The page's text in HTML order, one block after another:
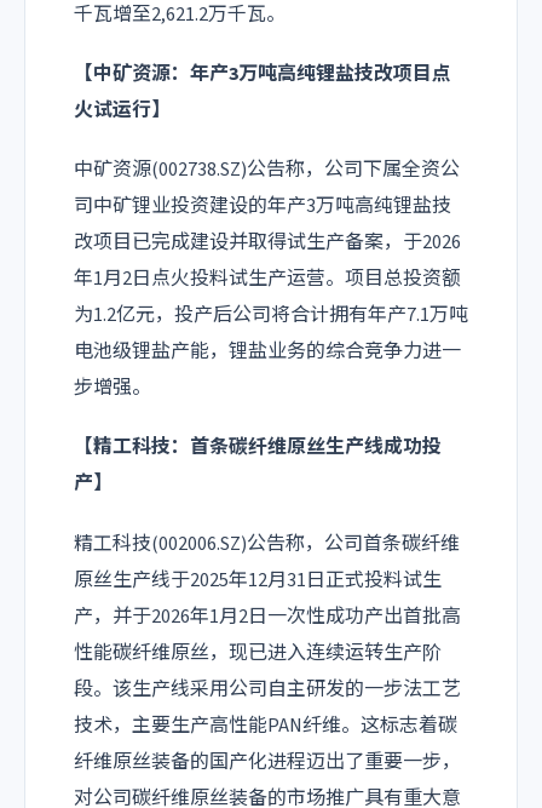
千瓦增至2,621.2万千瓦。
【中矿资源：年产3万吨高纯锂盐技改项目点
火试运行】
中矿资源(002738.SZ)公告称，公司下属全资公
司中矿锂业投资建设的年产3万吨高纯锂盐技
改项目已完成建设并取得试生产备案，于2026
年1月2日点火投料试生产运营。项目总投资额
为1.2亿元，投产后公司将合计拥有年产7.1万吨
电池级锂盐产能，锂盐业务的综合竞争力进一
步增强。
【精工科技：首条碳纤维原丝生产线成功投
产】
精工科技(002006.SZ)公告称，公司首条碳纤维
原丝生产线于2025年12月31日正式投料试生
产，并于2026年1月2日一次性成功产出首批高
性能碳纤维原丝，现已进入连续运转生产阶
段。该生产线采用公司自主研发的一步法工艺
技术，主要生产高性能PAN纤维。这标志着碳
纤维原丝装备的国产化进程迈出了重要一步，
对公司碳纤维原丝装备的市场推广具有重大意